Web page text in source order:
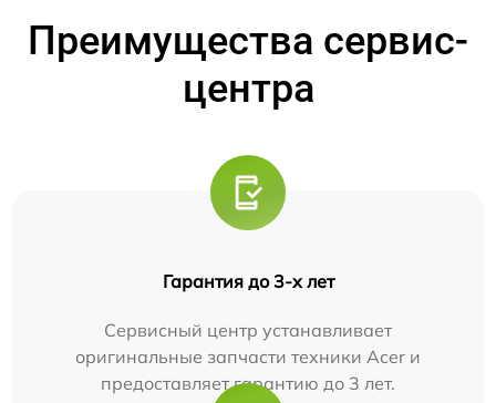
Преимущества сервис-
центра
Гарантия до 3-х лет
Сервисный центр устанавливает
оригинальные запчасти техники Acer и
предоставляет гарантию до 3 лет.